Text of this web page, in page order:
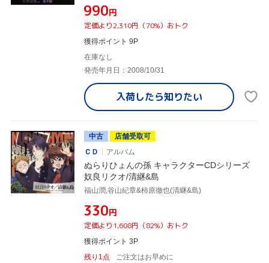
¥990円
定価より2,310円（70%）おトク
獲得ポイント 9P
在庫なし
発売年月日：2008/10/31
入荷したら知りたい
中古
店舗受取可
ＣＤ
アルバム
ぬらりひょんの孫 キャラクターCDシリーズ
奴良リクオ/清継&島
福山潤,谷山紀章&柿原徹也(清継&島)
¥330円
定価より1,608円（82%）おトク
獲得ポイント 3P
残り1点
ご注文はお早めに